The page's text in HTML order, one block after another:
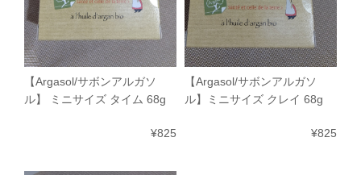
【Argasol/サボンアルガソ
ル】 ミニサイズ タイム 68g
¥825
【Argasol/サボンアルガソ
ル】ミニサイズ クレイ 68g
¥825